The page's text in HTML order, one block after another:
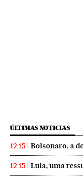
ÚLTIMAS NOTICIAS
12:15 Bolsonaro, a
12:15 Lula, uma